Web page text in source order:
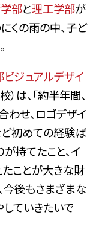
部と理工学部が
くの雨の中、子ど
ジュアルデザイ
は、「約半年間、
せ、ロゴデザイ
ど初めての経験ば
持てたこと、イ
ことが大きな財
今後もさまざまな
ていきたいで